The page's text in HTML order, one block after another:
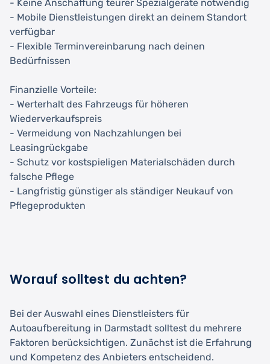
- Keine Anschaffung teurer Spezialgeräte notwendig
- Mobile Dienstleistungen direkt an deinem Standort
verfügbar
- Flexible Terminvereinbarung nach deinen
Bedürfnissen
Finanzielle Vorteile:
- Werterhalt des Fahrzeugs für höheren
Wiederverkaufspreis
- Vermeidung von Nachzahlungen bei
Leasingrückgabe
- Schutz vor kostspieligen Materialschäden durch
falsche Pflege
- Langfristig günstiger als ständiger Neukauf von
Pflegeprodukten
Worauf solltest du achten?
Bei der Auswahl eines Dienstleisters für
Autoaufbereitung in Darmstadt solltest du mehrere
Faktoren berücksichtigen. Zunächst ist die Erfahrung
und Kompetenz des Anbieters entscheidend.